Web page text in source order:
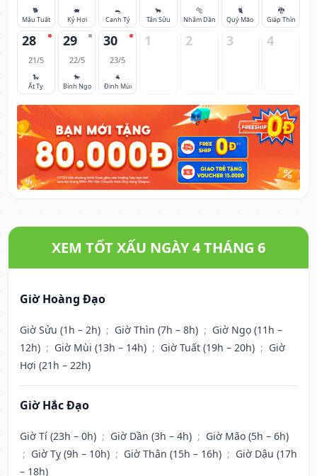
🐕
Mậu Tuất
🐖
Kỷ Hợi
🐀
Canh Tý
🐂
Tân Sửu
🐅
Nhâm Dần
🐈
Quý Mão
🐉
Giáp Thìn
28
21/5
🐍
Ất Tỵ
29
22/5
🐎
Bính Ngọ
30
23/5
🐐
Đinh Mùi
1 2 3 4
XEM TỐT XẤU NGÀY 4 THÁNG 6
Giờ Hoàng Đạo
Giờ Sửu (1h – 2h) ; Giờ Thìn (7h – 8h) ; Giờ Ngọ (11h –
12h) ; Giờ Mùi (13h – 14h) ; Giờ Tuất (19h – 20h) ; Giờ
Hợi (21h – 22h)
Giờ Hắc Đạo
Giờ Tí (23h – 0h) ; Giờ Dần (3h – 4h) ; Giờ Mão (5h – 6h)
; Giờ Tỵ (9h – 10h) ; Giờ Thân (15h – 16h) ; Giờ Dậu (17h
– 18h)